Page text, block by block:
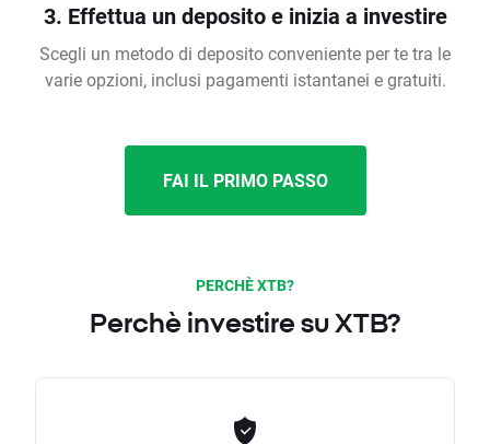
3. Effettua un deposito e inizia a investire
Scegli un metodo di deposito conveniente per te tra le
varie opzioni, inclusi pagamenti istantanei e gratuiti.
FAI IL PRIMO PASSO
PERCHÈ XTB?
Perchè investire su XTB?